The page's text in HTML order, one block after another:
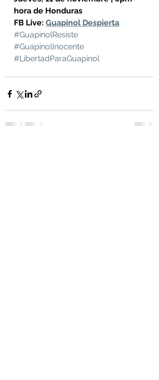
hora de Honduras
FB Live: Guapinol Despierta
#GuapinolResiste
#GuapinolInocente
#LibertadParaGuapinol